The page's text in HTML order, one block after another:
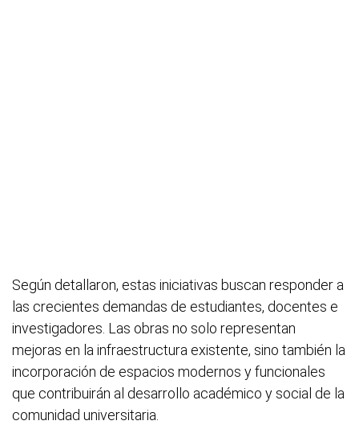
Según detallaron, estas iniciativas buscan responder a
las crecientes demandas de estudiantes, docentes e
investigadores. Las obras no solo representan
mejoras en la infraestructura existente, sino también la
incorporación de espacios modernos y funcionales
que contribuirán al desarrollo académico y social de la
comunidad universitaria.